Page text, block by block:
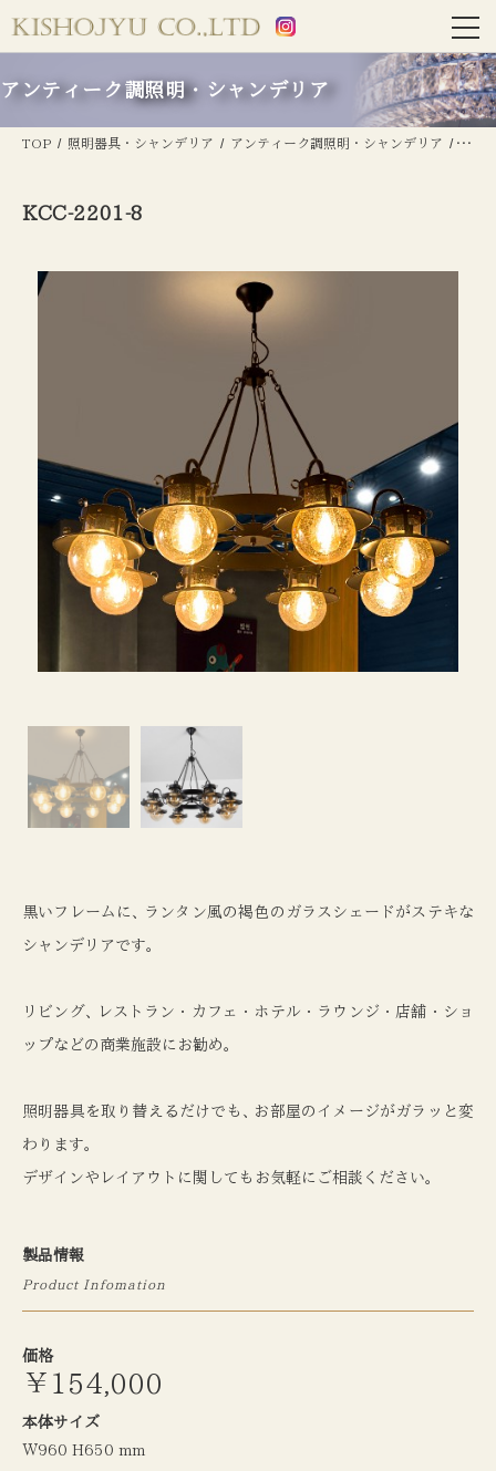
アンティーク調照明・シャンデリア
TOP 照明器具・シャンデリア アンティーク調照明・シャンデリア
KCC-2201-8
黒いフレームに ランタン風の褐色のガラスシェードがステキな
シャンデリアです。
リビング、 レストラン・カフェ・ホテル・ラウンジ・店舗・ショ
ップなどの商業施設にお勧め 。
照明器具を取り替えるだけでも お部屋のイメージがガラッと変
わります。
デザインやレイアウトに関してもお気軽にご相談ください。
製品情報
Product Infomation
価格
￥154,000
本体サイズ
Ｗ960 H650 mm